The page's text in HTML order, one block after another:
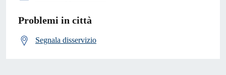
Problemi in città
Segnala disservizio